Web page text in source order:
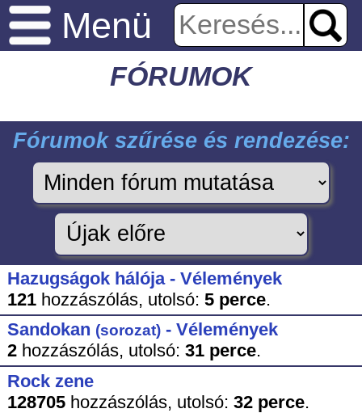
Menü
FÓRUMOK
Fórumok szűrése és rendezése:
Hazugságok hálója - Vélemények
121hozzászólás, utolsó: 5 perce.
Sandokan (sorozat)- Vélemények
2hozzászólás, utolsó: 31 perce.
Rock zene
128705hozzászólás, utolsó: 32 perce.